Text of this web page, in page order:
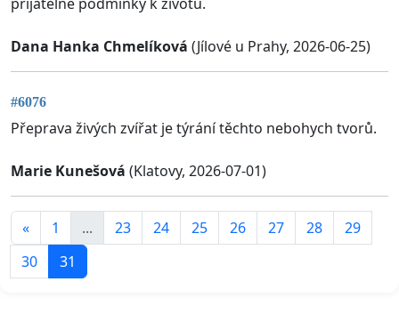
přijatelné podmínky k životu.
Dana Hanka Chmelíková (Jílové u Prahy, 2026-06-25)
#6076
Přeprava živých zvířat je týrání těchto nebohych tvorů.
Marie Kunešová (Klatovy, 2026-07-01)
« 1 ... 23 24 25 26 27 28
29
30
31